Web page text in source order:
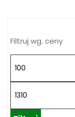
Filtruj wg. ceny